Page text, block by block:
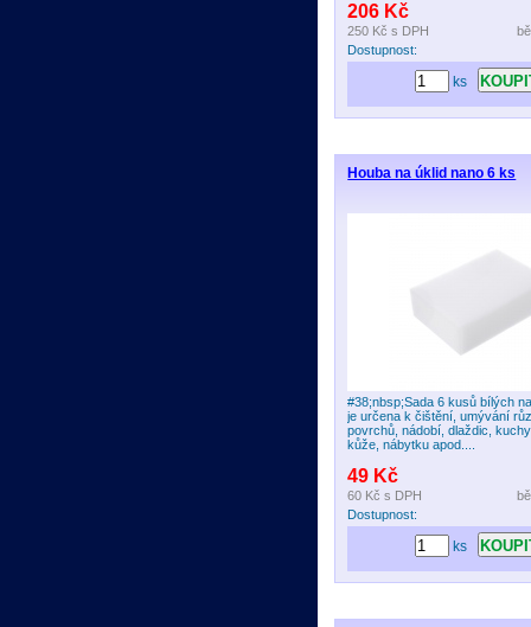
206 Kč
250 Kč s DPH
Dostupnost:
ks
Houba na úklid nano 6 ks
#38;nbsp;Sada 6 kusů bílých
je určena k čištění, umývání
povrchů, nádobí, dlaždic,
kůže, nábytku apod....
49 Kč
60 Kč s DPH
Dostupnost:
ks